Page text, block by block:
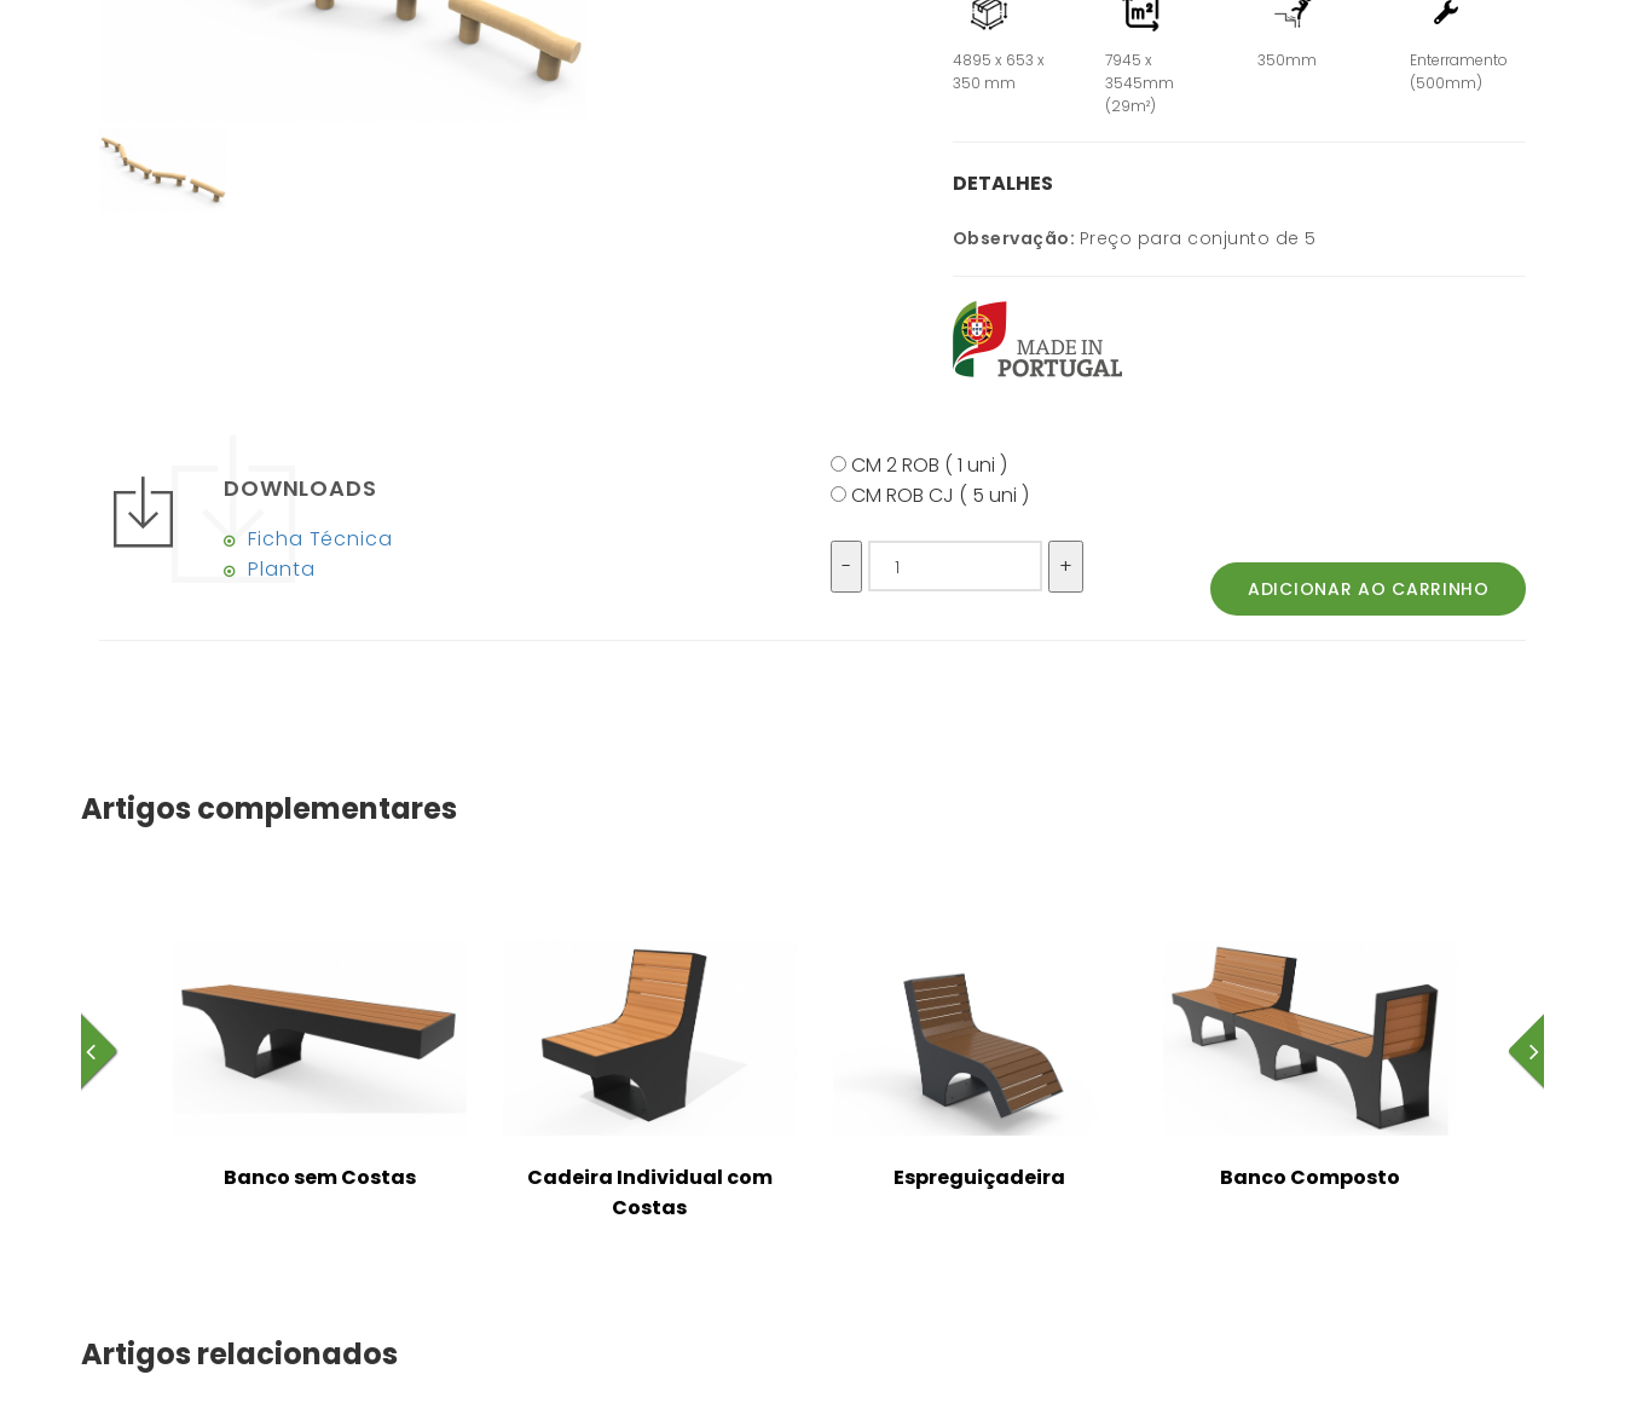
4895 x 653 x
350 mm
7945 x
3545mm
(29m²)
350mm
Enterramento
(500mm)
DETALHES
Observação: Preço para conjunto de 5
DOWNLOADS
Ficha Técnica
Planta
CM 2 ROB ( 1 uni )
CM ROB CJ ( 5 uni )
Artigos complementares
Banco sem Costas
Cadeira Individual com
Costas
Espreguiçadeira Banco Composto
Artigos relacionados